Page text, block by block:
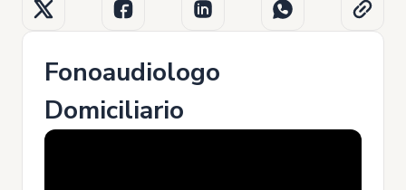
Fonoaudiologo
Domiciliario